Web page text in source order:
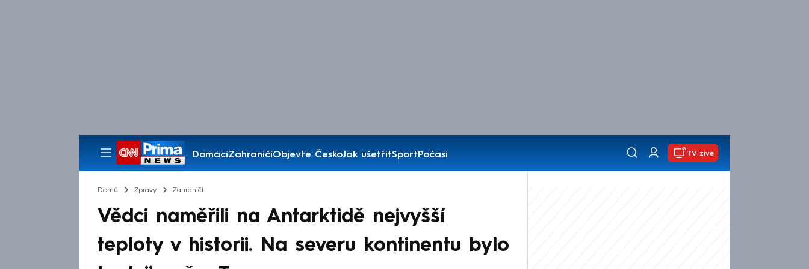
DomácíZahraničíObjevte ČeskoJak ušetřitSportPočasí
Pořady
TV živě
Domů Zprávy Zahraničí
Vědci naměřili na Antarktidě nejvyšší
teploty v historii. Na severu kontinentu bylo